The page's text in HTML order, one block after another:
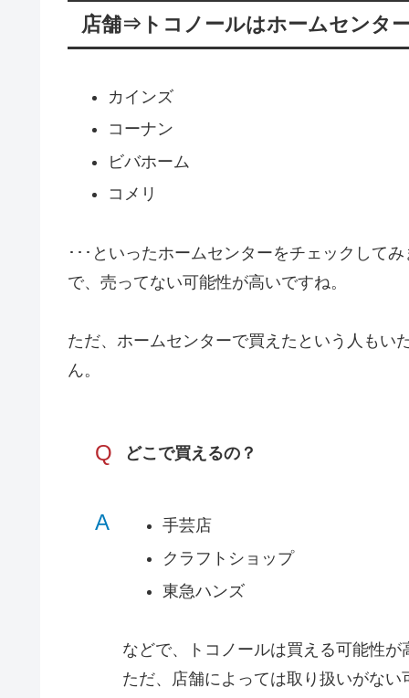
店舗⇒トコノールはホームセンタ
カインズ
コーナン
ビバホーム
コメリ
･･･といったホームセンターをチェックして
で、売ってない可能性が高いですね。
ただ、ホームセンターで買えたという人もい
ん。
Q どこで買えるの？
A
手芸店
クラフトショップ
東急ハンズ
などで、トコノールは買える可能性が
ただ、店舗によっては取り扱いがな